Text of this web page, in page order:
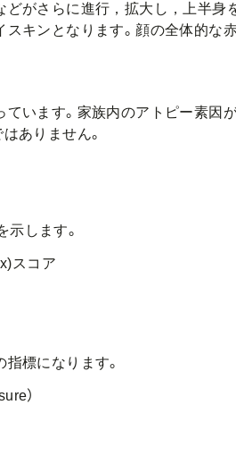
がさらに進行，拡大し，上半身
キンとなります。顔の全体的な
います。家族内のアトピー素因
ありません。
します。
スコア
標になります。
）